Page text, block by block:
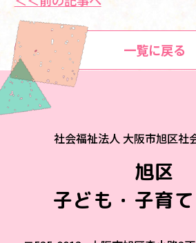
一覧に戻る
社会福祉法人 大阪市旭区社
旭区
子ども・子育